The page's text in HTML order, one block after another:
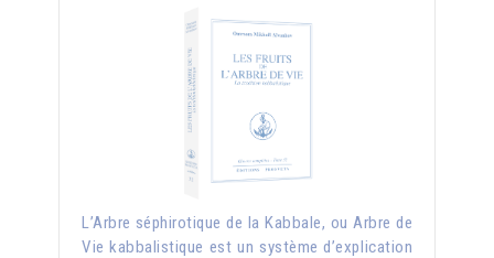
L’Arbre séphirotique de la Kabbale, ou Arbre de
Vie kabbalistique est un système d’explication